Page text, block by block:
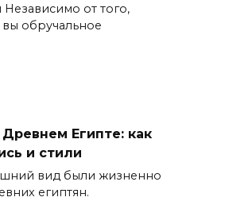
от того,
обручальное
Египте: как
и стили
вид были жизненно
египтян.